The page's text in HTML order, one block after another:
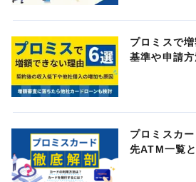
プロミスで
基準や申請
プロミスカ
先ATM一覧